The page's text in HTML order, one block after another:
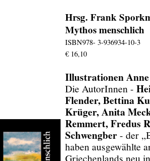
Hrsg. Frank
Mythos menschlich
ISBN978- 3-936934-10-3
€ 16,10
Illustrationen
Die AutorInnen -
Flender, Bettina
Krüger, Anita
Remmert, Fredus
Schwengber- der
haben ausgewählte
Griechenlands neu